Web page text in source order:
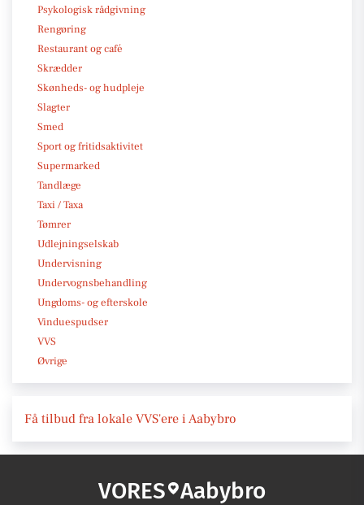
Psykologisk rådgivning
Rengøring
Restaurant og café
Skrædder
Skønheds- og hudpleje
Slagter
Smed
Sport og fritidsaktivitet
Supermarked
Tandlæge
Taxi / Taxa
Tømrer
Udlejningselskab
Undervisning
Undervognsbehandling
Ungdoms- og efterskole
Vinduespudser
VVS
Øvrige
Få tilbud fra lokale VVS'ere i Aabybro
VORES Aabybro